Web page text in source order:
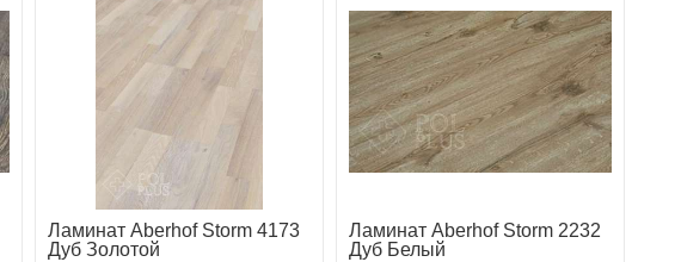
Ламинат Aberhof Storm 4173
Дуб Золотой
Ламинат Aberhof Storm 2232
Дуб Белый